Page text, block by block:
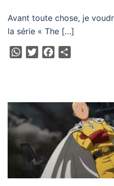
Avant toute chose, je
la série « The […]
WhatsApp
TwitterFacebook